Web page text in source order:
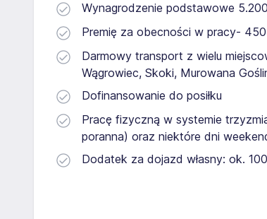
Wynagrodzenie podstawowe
Premię za obecności w pracy- 450
Darmowy transport z wielu
Wągrowiec, Skoki, Murowana
Dofinansowanie do posiłku
Pracę fizyczną w systemie
poranna) oraz niektóre dni
Dodatek za dojazd własny: ok.